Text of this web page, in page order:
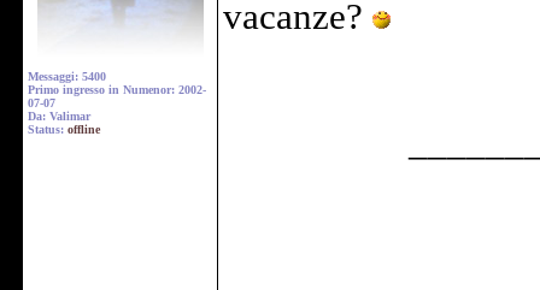
Messaggi: 5400
Primo ingresso in Numenor: 2002-
07-07
Da: Valimar
Status: offline
vacanze?